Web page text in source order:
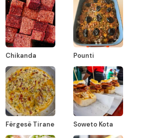
Chikanda Pounti
Fërgesë Tirane Soweto Kota